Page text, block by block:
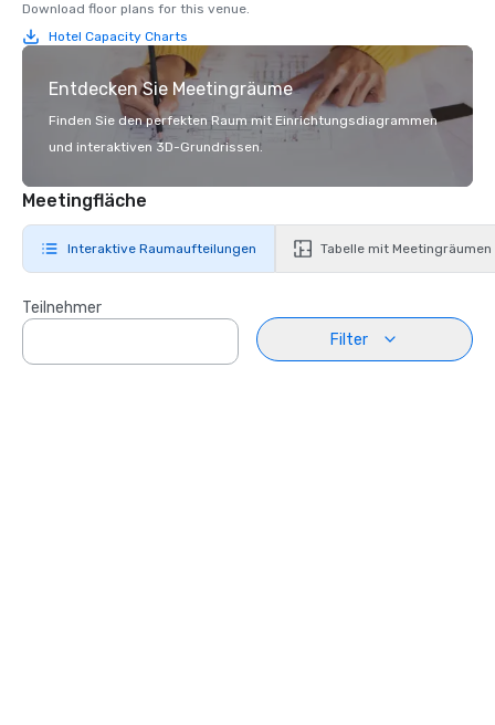
Download floor plans for this venue.
Hotel Capacity Charts
Entdecken Sie Meetingräume
Finden Sie den perfekten Raum mit Einrichtungsdiagrammen
und interaktiven 3D-Grundrissen.
Meetingfläche
Interaktive Raumaufteilungen Tabelle mit Meetingräumen
Teilnehmer
Filter